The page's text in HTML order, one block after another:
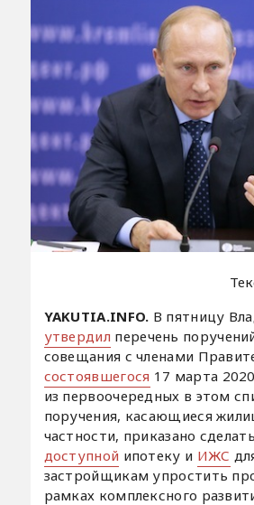
YAKUTIA.INFO. В пятницу
утвердил перечень
совещания с членами
состоявшегося 17 марта
из первоочередных в этом
поручения, касающиеся
частности, приказано
доступной ипотеку и ИЖС
застройщикам упростить
рамках комплексного